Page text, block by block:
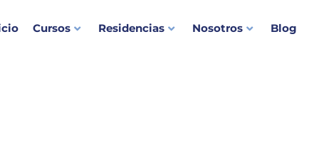
Cursos Residencias Nosotros Blog